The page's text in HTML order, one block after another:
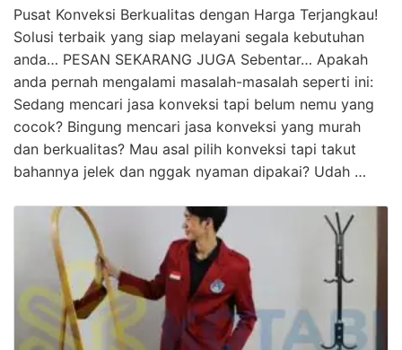
Pusat Konveksi Berkualitas dengan Harga Terjangkau!
Solusi terbaik yang siap melayani segala kebutuhan
anda… PESAN SEKARANG JUGA Sebentar… Apakah
anda pernah mengalami masalah-masalah seperti ini:
Sedang mencari jasa konveksi tapi belum nemu yang
cocok? Bingung mencari jasa konveksi yang murah
dan berkualitas? Mau asal pilih konveksi tapi takut
bahannya jelek dan nggak nyaman dipakai? Udah …